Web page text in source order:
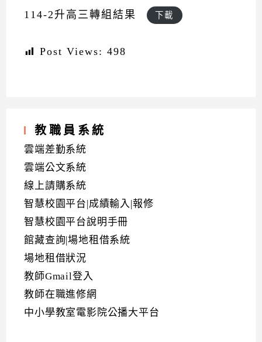
114-2升高三轉組結果 下載
Post Views: 498
教職員系統
雲端差勤系統
雲端公文系統
線上請購系統
智慧校園平台|成績輸入|報修
智慧校園平台說明手冊
館藏查詢|場地租借系統
場地租借狀況
教師Gmail登入
教師在職進修網
中小學教室電影院公播大平台